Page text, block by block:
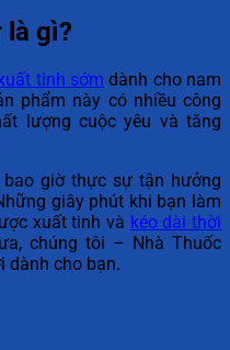
là gì?
tinh sớm dành cho nam
phẩm này có nhiều công
lượng cuộc yêu và tăng
giờ thực sự tận hưởng
giây phút khi bạn làm
xuất tinh và kéo dài thời
chúng tôi – Nhà Thuốc
dành cho bạn.